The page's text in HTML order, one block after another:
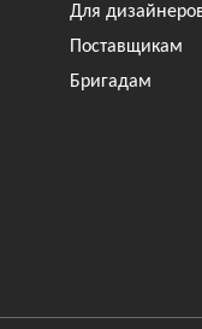
Для
Поставщикам
Бригадам